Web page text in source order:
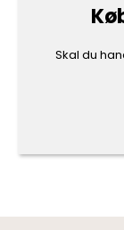
Skal du